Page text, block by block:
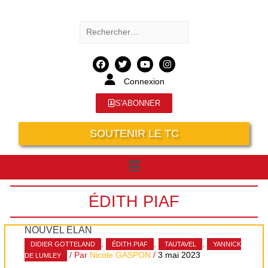
Connexion
S'ABONNER
SOUTENIR LE TC
ÉDITH PIAF
NOUVEL ÉLAN
DIDIER GOTTELAND , ÉDITH PIAF , TAUTAVEL ,
YANNICK
DE LUMLEY
/ Par Nicole GASPON /3 mai 2023